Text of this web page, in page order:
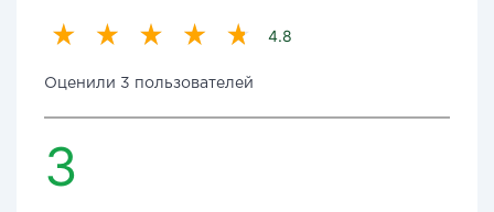
4.8
Оценили 3 пользователей
3